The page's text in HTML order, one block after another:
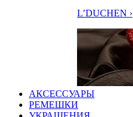
L’DUCHEN ›
АКСЕССУАРЫ
РЕМЕШКИ